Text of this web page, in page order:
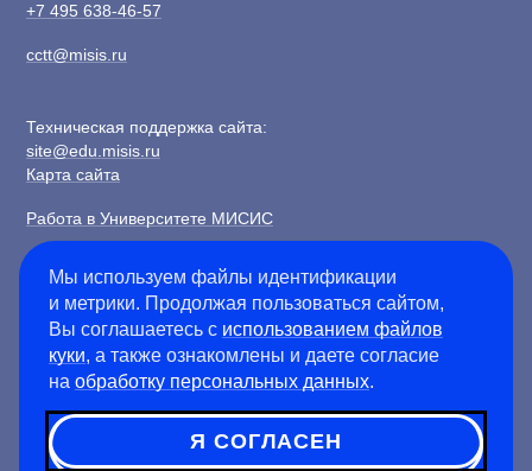
+7 495 638-46-57
cctt@misis.ru
Техническая поддержка сайта:
site@edu.misis.ru
Карта сайта
Работа в Университете МИСИС
Сведения об образовательной организации
Информация о закупках
Противодействие коррупции
Политика конфиденциальности
2026 Университет науки и технологий МИСИС
Мы используем файлы идентификации
и метрики. Продолжая пользоваться сайтом,
Вы соглашаетесь с использованием файлов
куки, а также ознакомлены и даете согласие
на обработку персональных данных.
Я СОГЛАСЕН